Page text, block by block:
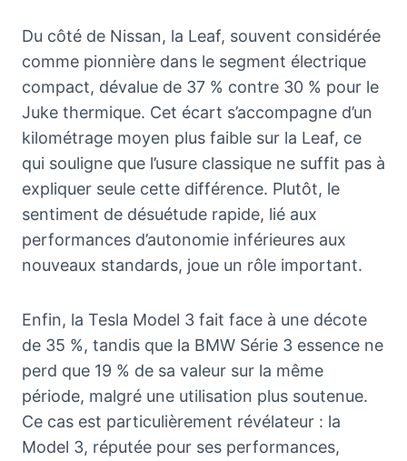
Du côté de Nissan, la Leaf, souvent considérée
comme pionnière dans le segment électrique
compact, dévalue de 37 % contre 30 % pour le
Juke thermique. Cet écart s’accompagne d’un
kilométrage moyen plus faible sur la Leaf, ce
qui souligne que l’usure classique ne suffit pas à
expliquer seule cette différence. Plutôt, le
sentiment de désuétude rapide, lié aux
performances d’autonomie inférieures aux
nouveaux standards, joue un rôle important.
Enfin, la Tesla Model 3 fait face à une décote
de 35 %, tandis que la BMW Série 3 essence ne
perd que 19 % de sa valeur sur la même
période, malgré une utilisation plus soutenue.
Ce cas est particulièrement révélateur : la
Model 3, réputée pour ses performances,